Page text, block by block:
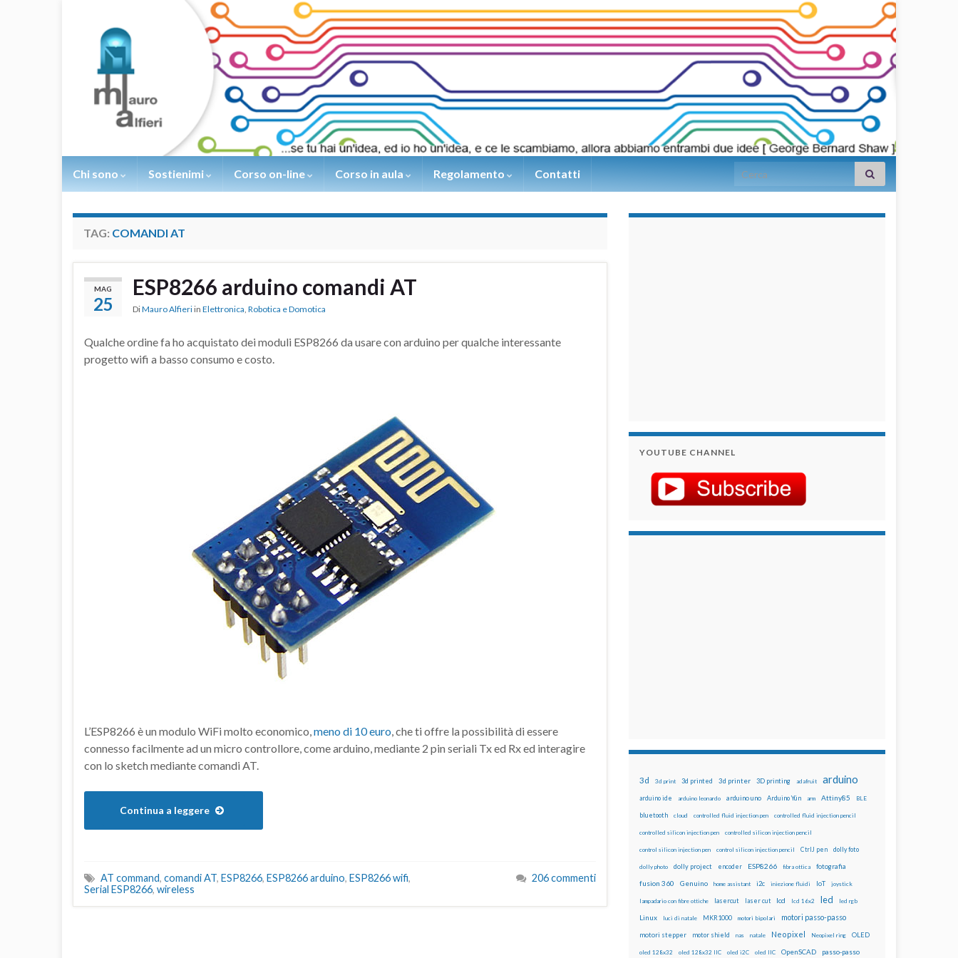
Chi sono Sostienimi Corso on-line Corso in aula Regolamento Contatti Search for:
TAG: COMANDI AT
MAG
25
ESP8266 arduino comandi AT
DiMauro Alfieri in Elettronica, Robotica e Domotica
Qualche ordine fa ho acquistato dei moduli ESP8266 da usare con arduino per qualche interessante
progetto wifi a basso consumo e costo.
L’ESP8266 è un modulo WiFi molto economico,meno di 10 euro, che ti offre la possibilità di essere
connesso facilmente ad un micro controllore, come arduino, mediante 2 pin seriali Tx ed Rx ed interagire
con lo sketch mediante comandi AT.
Continua a leggere
AT command, comandi AT, ESP8266, ESP8266 arduino, ESP8266 wifi,
Serial ESP8266, wireless
206 commenti
YOUTUBE CHANNEL
3d 3d print 3d printed 3d printer 3D printing adafruit arduino
arduino ide arduino leonardo arduino uno Arduino Yún arm Attiny85 BLE
bluetooth cloud controlled fluid injection pen controlled fluid injection pencil
controlled silicon injection pen controlled silicon injection pencil
control silicon injection pen control silicon injection pencil CtrlJ pen dolly foto
dolly photo dolly project encoder ESP8266 fibra ottica fotografia
fusion 360 Genuino home assistant i2c iniezione fluidi IoT joystick
lampadario con fibre ottiche lasercut laser cut lcd lcd 16x2 led led rgb
Linux luci di natale MKR1000 motori bipolari motori passo-passo
motori stepper motor shield nas natale Neopixel Neopixel ring OLED
oled 128x32 oled 128x32 IIC oled i2C oled IIC OpenSCAD passo-passo